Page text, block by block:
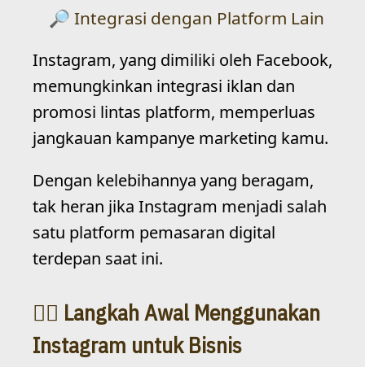
Integrasi dengan Platform Lain
Instagram, yang dimiliki oleh Facebook,
memungkinkan integrasi iklan dan
promosi lintas platform, memperluas
jangkauan kampanye marketing kamu.
Dengan kelebihannya yang beragam,
tak heran jika Instagram menjadi salah
satu platform pemasaran digital
terdepan saat ini.
Langkah Awal Menggunakan
Instagram untuk Bisnis